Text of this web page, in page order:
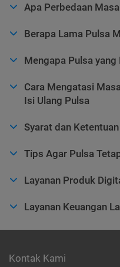
Apa Perbedaan
Berapa Lama Pulsa
Mengapa Pulsa
Cara Mengatasi
Isi Ulang Pulsa
Syarat dan
Tips Agar Pulsa
Layanan Produk
Layanan Keuangan
Kontak Kami